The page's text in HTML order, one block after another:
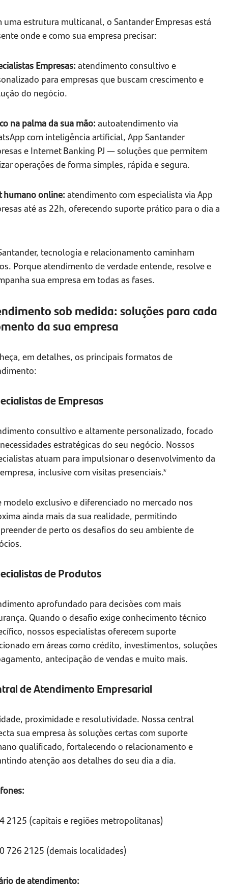
uma estrutura multicanal, o Santander Empresas está
onde e como sua empresa precisar:
Empresas:atendimento consultivo e
para empresas que buscam crescimento e
do negócio.
na palma da sua mão: autoatendimento via
com inteligência artificial, App Santander
e Internet Banking PJ — soluções que permitem
operações de forma simples, rápida e segura.
humano online: atendimento com especialista via App
até as 22h, oferecendo suporte prático para o dia a
tecnologia e relacionamento caminham
Porque atendimento de verdade entende, resolve e
sua empresa em todas as fases.
sob medida: soluções para cada
da sua empresa
em detalhes, os principais formatos de
de Empresas
consultivo e altamente personalizado, focado
estratégicas do seu negócio. Nossos
atuam para impulsionar o desenvolvimento da
inclusive com visitas presenciais.*
modelo exclusivo e diferenciado no mercado nos
ainda mais da sua realidade, permitindo
de perto os desafios do seu ambiente de
de Produtos
aprofundado para decisões com mais
Quando o desafio exige conhecimento técnico
nossos especialistas oferecem suporte
em áreas como crédito, investimentos, soluções
antecipação de vendas e muito mais.
de Atendimento Empresarial
proximidade e resolutividade. Nossa central
sua empresa às soluções certas com suporte
qualificado, fortalecendo o relacionamento e
atenção aos detalhes do seu dia a dia.
2125 (capitais e regiões metropolitanas)
726 2125 (demais localidades)
de atendimento: